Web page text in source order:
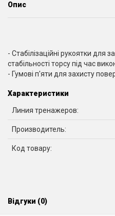
Опис
- Стабілізаційні рукоятки для
стабільності торсу під час
- Гумові п'яти для захисту
Характеристики
Линия тренажеров:
Производитель:
Код товару:
Відгуки (0)